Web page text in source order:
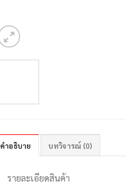
คำอธิบาย บทวิจารณ์ (0)
รายละเอียดสินค้า